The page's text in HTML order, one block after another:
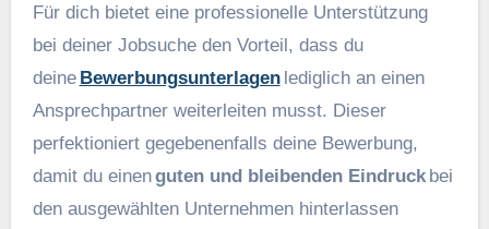
Für dich bietet eine professionelle Unterstützung
bei deiner Jobsuche den Vorteil, dass du
deine Bewerbungsunterlagenlediglich an einen
Ansprechpartner weiterleiten musst. Dieser
perfektioniert gegebenenfalls deine Bewerbung,
damit du einenguten und bleibenden Eindruckbei
den ausgewählten Unternehmen hinterlassen